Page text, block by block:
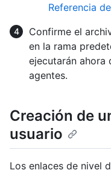
Referencia
Confirme el
en la rama
ejecutarán ahora
agentes.
Creación de
usuario
Los enlaces de nivel